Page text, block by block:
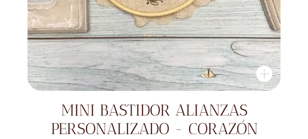
MINI BASTIDOR ALIANZAS
PERSONALIZADO - CORAZÓN